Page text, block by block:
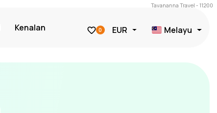
Tavananna Travel - 11200
Kenalan 0 EUR Melayu